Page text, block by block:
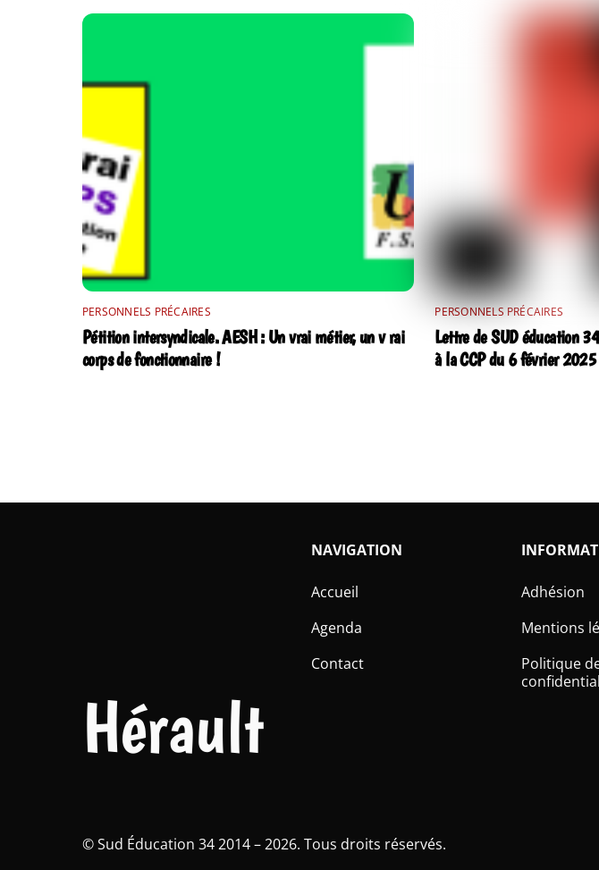
PERSONNELS PRÉCAIRES
Pétition intersyndicale. AESH : Un vrai métier, un v rai
corps de fonctionnaire !
PERSONNELS PRÉCAIRES
Lettre de SUD éducation
à la CCP du 6 février 2025
Hérault
NAVIGATION
Accueil
Agenda
Contact
Adhésion
Mentions
Politique
©Sud Éducation 342014 – 2026. Tous droits réservés.